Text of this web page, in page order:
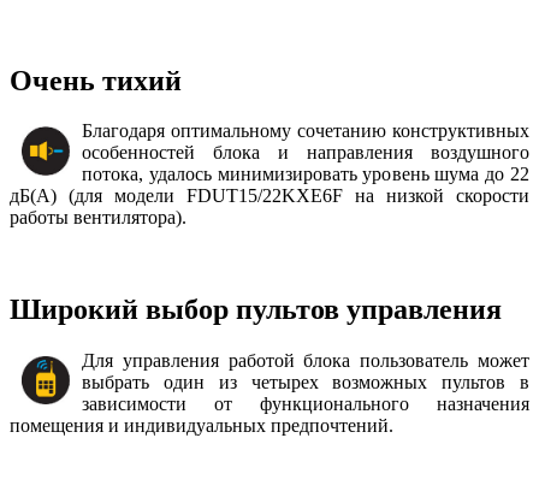
Очень тихий
Благодаря оптимальному сочетанию конструктивных
особенностей блока и направления воздушного
потока, удалось минимизировать уровень шума до 22
дБ(А) (для модели FDUT15/22KXE6F на низкой скорости
работы вентилятора).
Широкий выбор пультов управления
Для управления работой блока пользователь может
выбрать один из четырех возможных пультов в
зависимости от функционального назначения
помещения и индивидуальных предпочтений.